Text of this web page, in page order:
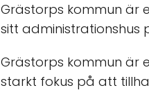
Grästorps kommun är
sitt administrationshus
Grästorps kommun är
starkt fokus på att